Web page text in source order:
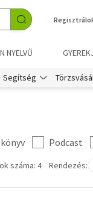
NYELVŰ
Segítség
Podcast
száma: 4 Rendezés: